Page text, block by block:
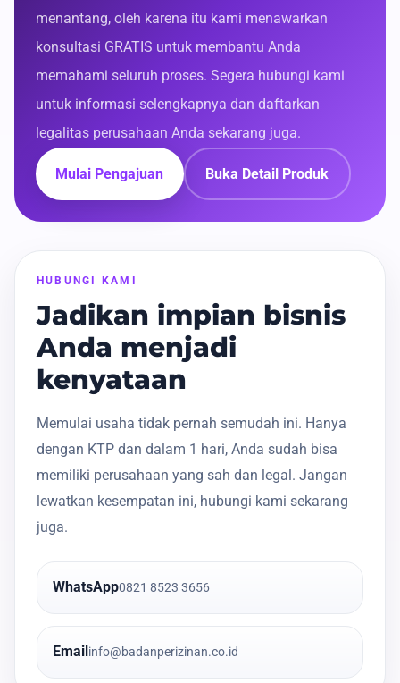
menantang, oleh karena itu kami menawarkan
konsultasi GRATIS untuk membantu Anda
memahami seluruh proses. Segera hubungi kami
untuk informasi selengkapnya dan daftarkan
legalitas perusahaan Anda sekarang juga.
Mulai Pengajuan Buka Detail Produk
HUBUNGI KAMI
Jadikan impian bisnis
Anda menjadi
kenyataan
Memulai usaha tidak pernah semudah ini. Hanya
dengan KTP dan dalam 1 hari, Anda sudah bisa
memiliki perusahaan yang sah dan legal. Jangan
lewatkan kesempatan ini, hubungi kami sekarang
juga.
WhatsApp0821 8523 3656
Email info@badanperizinan.co.id